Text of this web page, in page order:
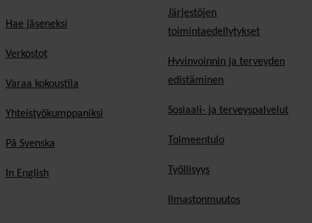
Hae jäseneksi
Verkostot
Varaa kokoustila
Yhteistyökumppaniksi
På Svenska
In English
Järjestöjen
toimintaedellytykset
Hyvinvoinnin ja terveyden
edistäminen
Sosiaali- ja terveyspalvelut
Toimeentulo
Työllisyys
Ilmastonmuutos